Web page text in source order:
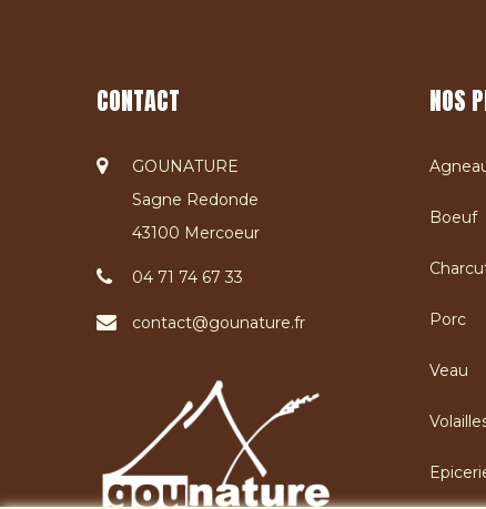
CONTACT
GOUNATURE
Sagne Redonde
43100 Mercoeur
04 71 74 67 33
contact@gounature.fr
NOS
Boeuf
Porc
Veau